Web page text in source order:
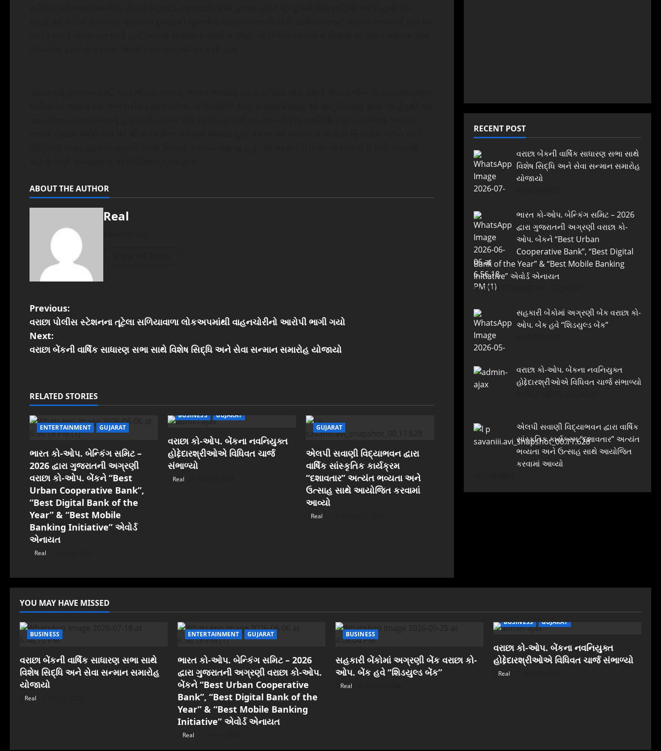
ABOUT THE AUTHOR
Real
P
o
s
n
a
v
i
g
a
t
i
o
n
Previous:
વરાછા પોલીસ સ્ટેશનના તૂટેલા સળિયાવાળા લોકઅપમાંથી વાહનચોરીનો આરોપી ભાગી ગયો
Next:
વરાછા બેંકની વાર્ષિક સાધારણ સભા સાથે વિશેષ સિદ્ધિ અને સેવા સન્માન સમારોહ યોજાયો
RELATED STORIES
ENTERTAINMENT GUJARAT
ભારત કો-ઓપ. બેન્કિંગ સમિટ –
2026 દ્વારા ગુજરાતની અગ્રણી
વરાછા કો-ઓપ. બેંકને “Best
Urban Cooperative Bank”,
“Best Digital Bank of the
Year” & “Best Mobile
Banking Initiative” એવોર્ડ
એનાયત
Real
BUSINESS GUJARAT
વરાછા કો-ઓપ. બેંકના નવનિયુક્ત
હોદ્દેદારશ્રીઓએ વિધિવત ચાર્જ
સંભાળ્યો
Real
GUJARAT
એલપી સવાણી વિદ્યાભવન દ્વારા
વાર્ષિક સાંસ્કૃતિક કાર્યક્રમ
“દશાવતાર” અત્યંત ભવ્યતા અને
ઉત્સાહ સાથે આયોજિત કરવામાં
આવ્યો
Real
RECENT POST
વરાછા બેંકની વાર્ષિક સાધારણ સભા સાથે
વિશેષ સિદ્ધિ અને સેવા સન્માન સમારોહ
યોજાયો
ભારત કો-ઓપ. બેન્કિંગ સમિટ – 2026
દ્વારા ગુજરાતની અગ્રણી વરાછા કો-
ઓપ. બેંકને “Best Urban
Cooperative Bank”, “Best Digital
Bank of the Year” & “Best Mobile Banking
Initiative” એવોર્ડ એનાયત
In ENTERTAINMENT, GUJARAT
સહકારી બેંકોમાં અગ્રણી બેંક વરાછા કો-
ઓપ. બેંક હવે “શિડયુલ્ડ બેંક”
વરાછા કો-ઓપ. બેંકના નવનિયુક્ત
હોદ્દેદારશ્રીઓએ વિધિવત ચાર્જ સંભાળ્યો
એલપી સવાણી વિદ્યાભવન દ્વારા વાર્ષિક
સાંસ્કૃતિક કાર્યક્રમ “દશાવતાર” અત્યંત
ભવ્યતા અને ઉત્સાહ સાથે આયોજિત
કરવામાં આવ્યો
YOU MAY HAVE MISSED
BUSINESS
વરાછા બેંકની વાર્ષિક સાધારણ સભા સાથે
વિશેષ સિદ્ધિ અને સેવા સન્માન સમારોહ
યોજાયો
Real
ENTERTAINMENT GUJARAT
ભારત કો-ઓપ. બેન્કિંગ સમિટ – 2026
દ્વારા ગુજરાતની અગ્રણી વરાછા કો-ઓપ.
બેંકને “Best Urban Cooperative
Bank”, “Best Digital Bank of the
Year” & “Best Mobile Banking
Initiative” એવોર્ડ એનાયત
Real
BUSINESS
સહકારી બેંકોમાં અગ્રણી બેંક વરાછા કો-
ઓપ. બેંક હવે “શિડયુલ્ડ બેંક”
Real
BUSINESS GUJARAT
વરાછા કો-ઓપ. બેંકના નવનિયુક્ત
હોદ્દેદારશ્રીઓએ વિધિવત ચાર્જ સંભાળ્યો
Real